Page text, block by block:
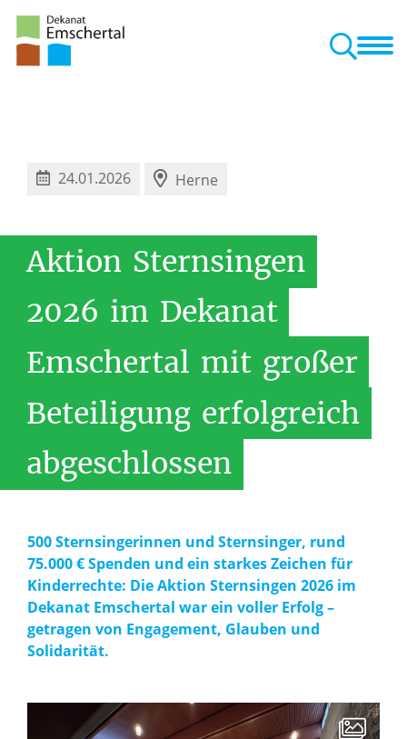
24.01.2026 Herne
Aktion Sternsingen
2026 im Dekanat
Emschertal mit großer
Beteiligung erfolgreich
abgeschlossen
500 Sternsingerinnen und Sternsinger, rund
75.000 € Spenden und ein starkes Zeichen für
Kinderrechte: Die Aktion Sternsingen 2026 im
Dekanat Emschertal war ein voller Erfolg –
getragen von Engagement, Glauben und
Solidarität.